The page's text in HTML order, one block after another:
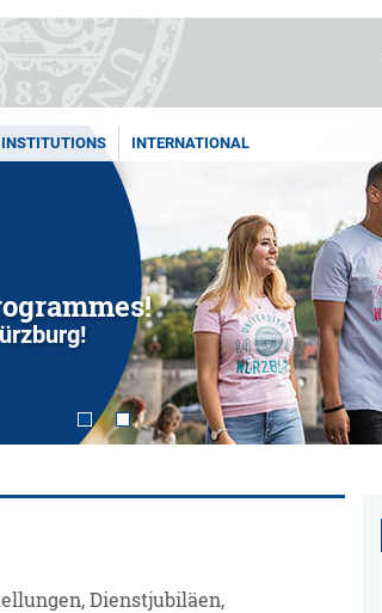
INSTITUTIONS INTERNATIONAL
Dienstjubiläen,